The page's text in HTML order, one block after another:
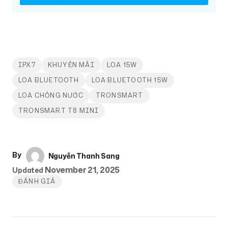
IPX7 KHUYẾN MÃI
LOA 15W
LOA BLUETOOTH
LOA BLUETOOTH 15W
LOA CHỐNG NƯỚC
TRONSMART
TRONSMART T8 MINI
By
Nguyễn Thanh Sang
Updated November 21, 2025
ĐÁNH GIÁ